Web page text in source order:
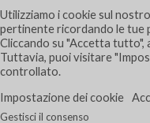
Utilizziamo i cookie sul
pertinente ricordando le tue
Cliccando su "Accetta tutto",
Tuttavia, puoi visitare
controllato.
Impostazione dei cookie
Gestisci il consenso